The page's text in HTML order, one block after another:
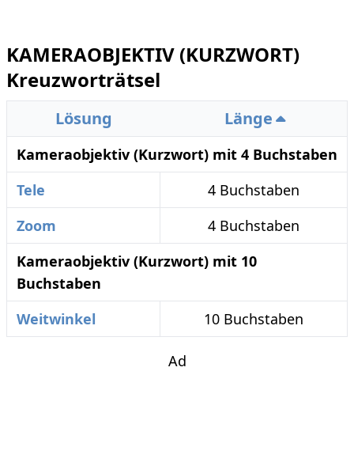
KAMERAOBJEKTIV (KURZWORT)
Kreuzworträtsel
Lösung Länge
Kameraobjektiv (Kurzwort) mit 4 Buchstaben
Tele
4 Buchstaben
Zoom
4 Buchstaben
Kameraobjektiv (Kurzwort) mit 10
Buchstaben
Weitwinkel
10 Buchstaben
Ad